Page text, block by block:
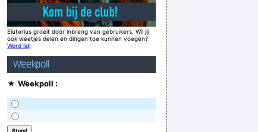
Eluterius groeit door inbreng van gebruikers. Wil jij
ook weetjes delen en dingen toe kunnen voegen?
Word lid!
Weekpoll
★ Weekpoll :